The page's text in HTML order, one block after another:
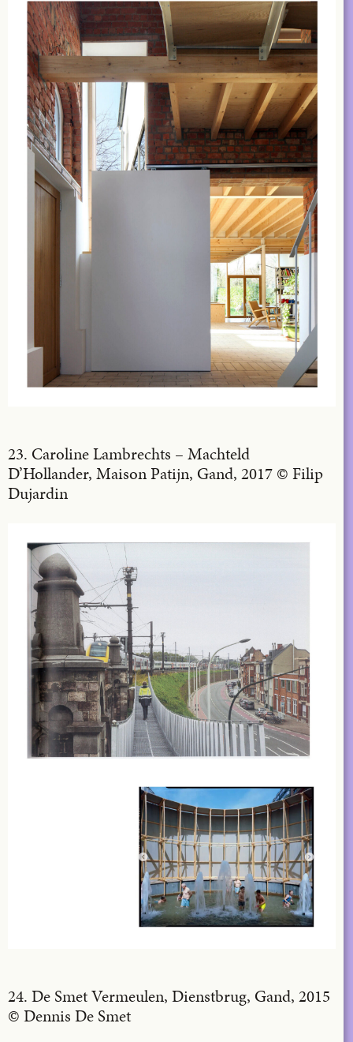
23. Caroline Lambrechts – Machteld
D’Hollander, Maison Patijn, Gand, 2017 © Filip
Dujardin
24. De Smet Vermeulen, Dienstbrug, Gand, 2015
© Dennis De Smet